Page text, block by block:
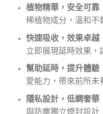
植物精華，安全可靠
稀植物成分，溫和不
快速吸收，效果卓越
立即展現延時效果，
幫助延時，提升體驗
愛能力，帶來前所未
隱私設計，低調奢華
與防塵獨立煙封設計